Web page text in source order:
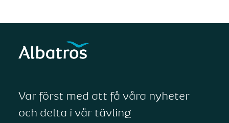
Var först med att få våra nyheter
och delta i vår tävling